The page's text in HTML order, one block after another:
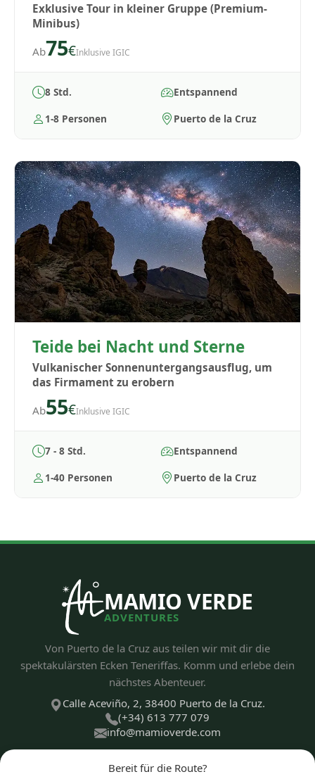
Bereit für die Route?
Exklusive Tour in kleiner Gruppe (Premium-
Minibus)
Ab75€Inklusive IGIC
8 Std.
Entspannend
1-8 Personen
Puerto de la Cruz
Teide bei Nacht und Sterne
Vulkanischer Sonnenuntergangsausflug, um
das Firmament zu erobern
Ab55€Inklusive IGIC
7 - 8 Std.
Entspannend
1-40 Personen
Puerto de la Cruz
MAMIO VERDE
ADVENTURES
Von Puerto de la Cruz aus teilen wir mit dir die
spektakulärsten Ecken Teneriffas. Komm und erlebe dein
nächstes Abenteuer.
Calle Aceviño, 2, 38400 Puerto de la Cruz.
(+34) 613 777 079
info@mamioverde.com